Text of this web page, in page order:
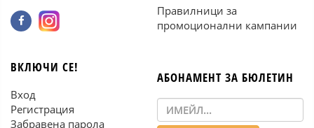
Правилници за
промоционални кампании
ВКЛЮЧИ СЕ!
Вход
Регистрация
Забравена парола
АБОНАМЕНТ ЗА БЮЛЕТИН